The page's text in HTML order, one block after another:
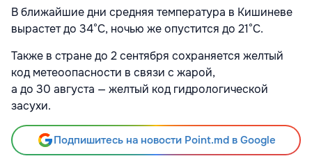
В ближайшие дни средняя температура в Кишиневе
вырастет до 34°C, ночью же опустится до 21°C.
Также в стране до 2 сентября сохраняется желтый
код метеоопасности в связи с жарой,
а до 30 августа — желтый код гидрологической
засухи.
Подпишитесь на новости Point.md в Google